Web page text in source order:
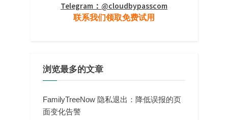
Telegram：@cloudbypasscom
联系我们领取免费试用
浏览最多的文章
FamilyTreeNow 隐私退出：降低误报的页
面变化告警